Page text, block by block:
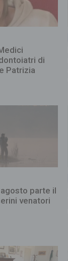
di
Patrizia
parte il
venatori